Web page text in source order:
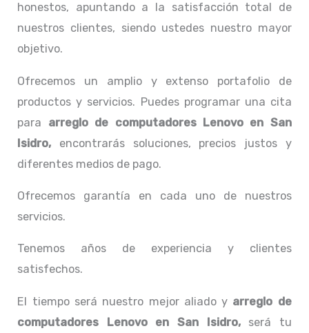
honestos, apuntando a la satisfacción total de
nuestros clientes, siendo ustedes nuestro mayor
objetivo.
Ofrecemos un amplio y extenso portafolio de
productos y servicios. Puedes programar una cita
para arreglo de computadoresLenovoen San
Isidro, encontrarás soluciones, precios justos y
diferentes medios de pago.
Ofrecemos garantía en cada uno de nuestros
servicios.
Tenemos años de experiencia y clientes
satisfechos.
El tiempo será nuestro mejor aliado y arreglo de
computadores Lenovoen San Isidro, será tu